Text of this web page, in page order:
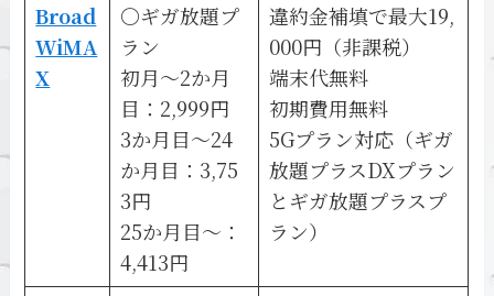
Broad
WiMA
X
〇ギガ放題プ
ラン
初月～2か月
目：2,999円
3か月目～24
か月目：3,75
3円
25か月目～：
4,413円
違約金補填で最大19,
000円（非課税）
端末代無料
初期費用無料
5Gプラン対応（ギガ
放題プラスDXプラン
とギガ放題プラスプ
ラン）